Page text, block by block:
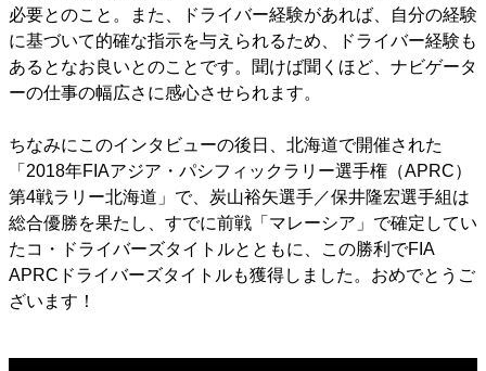
必要とのこと。また、ドライバー経験があれば、自分の経験
に基づいて的確な指示を与えられるため、ドライバー経験も
あるとなお良いとのことです。聞けば聞くほど、ナビゲータ
ーの仕事の幅広さに感心させられます。
ちなみにこのインタビューの後日、北海道で開催された
「2018年FIAアジア・パシフィックラリー選手権（APRC）
第4戦ラリー北海道」で、炭山裕矢選手／保井隆宏選手組は
総合優勝を果たし、すでに前戦「マレーシア」で確定してい
たコ・ドライバーズタイトルとともに、この勝利でFIA
APRCドライバーズタイトルも獲得しました。おめでとうご
ざいます！